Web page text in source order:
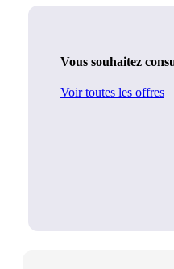
Vous souhaitez
Voir toutes les offres